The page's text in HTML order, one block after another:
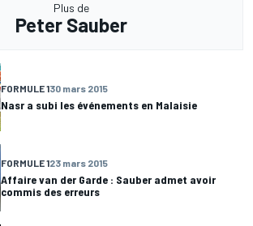
Plus de
Peter Sauber
FORMULE 130 mars 2015
Nasr a subi les événements en Malaisie
FORMULE 123 mars 2015
Affaire van der Garde : Sauber admet avoir
commis des erreurs